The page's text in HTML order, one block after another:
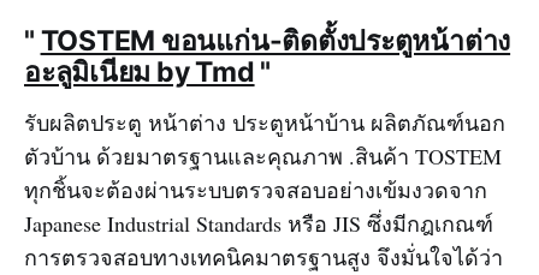
" TOSTEM ขอนแก่น-ติดตั้งประตูหน้าต่าง
อะลูมิเนียม by Tmd "
รับผลิตประตู หน้าต่าง ประตูหน้าบ้าน ผลิตภัณฑ์นอก
ตัวบ้าน ด้วยมาตรฐานและคุณภาพ .สินค้า TOSTEM
ทุกชิ้นจะต้องผ่านระบบตรวจสอบอย่างเข้มงวดจาก
Japanese Industrial Standards หรือ JIS ซึ่งมีกฎเกณฑ์
การตรวจสอบทางเทคนิคมาตรฐานสูง จึงมั่นใจได้ว่า